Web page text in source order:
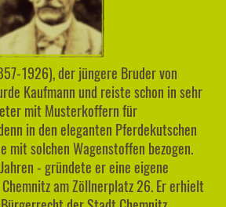
1926), der jüngere Brudervon
Kaufmann und reiste schon in sehr
mit Musterkoffern für
in den eleganten Pferdekutschen
mit solchen Wagenstoffen bezogen.
- gründete er eine eigene
am Zöllnerplatz 26. Er erhielt